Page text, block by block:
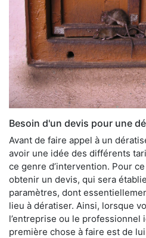
Besoin d'un devis pour une
Avant de faire appel à un
avoir une idée des différents
ce genre d’intervention. Pour
obtenir un devis, qui sera
paramètres, dont
lieu à dératiser. Ainsi, lorsque
l’entreprise ou le professionnel
première chose à faire est de